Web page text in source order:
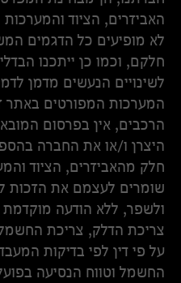
האביזרים, הציוד
לא מופיעים כל הדגמים
חלקם, וכמו כן ייתכנו
לשינויים הנעשים מדמן
המערכות המפורטים באתר
הרכבים, אין בפרסום
היצרן ו/או את החברה
חלק מהאביזרים, הציוד
שומרים לעצמם את הזכות
ולשפר, ללא הודעה מוקדמת
צריכת הדלק, צריכת
על פי דין לפי בדיקות
החשמל וטווח הנסיעה